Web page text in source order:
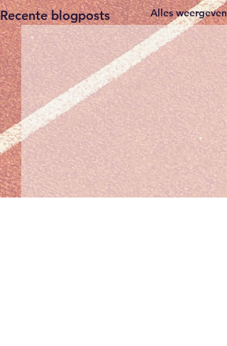
Recente blogposts Alles weergeven